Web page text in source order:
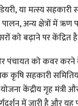
या मत्स्य सहकारी
अन्य क्षेत्रों में
को बढ़ाने पर केंद्रित
पंचायत को कवर
कृषि सहकारी
केंद्रीय गृह मंत्री